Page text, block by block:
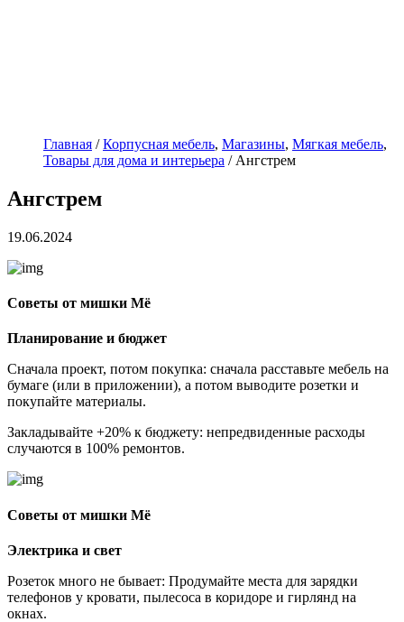
Главная / Корпусная мебель, Магазины, Мягкая мебель,
Товары для дома и интерьера /Ангстрем
Ангстрем
19.06.2024
Советы от мишки Мё
Планирование и бюджет
Сначала проект, потом покупка: сначала расставьте мебель на
бумаге (или в приложении), а потом выводите розетки и
покупайте материалы.
Закладывайте +20% к бюджету: непредвиденные расходы
случаются в 100% ремонтов.
Советы от мишки Мё
Электрика и свет
Розеток много не бывает: Продумайте места для зарядки
телефонов у кровати, пылесоса в коридоре и гирлянд на
окнах.